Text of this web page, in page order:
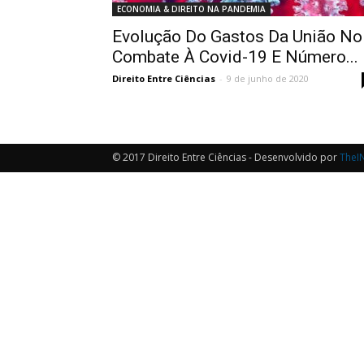
ECONOMIA & DIREITO NA PANDEMIA
Evolução Do Gastos Da União No
Combate À Covid-19 E Número...
Direito Entre Ciências - 9 de junho de 2020
© 2017 Direito Entre Ciências - Desenvolvido por